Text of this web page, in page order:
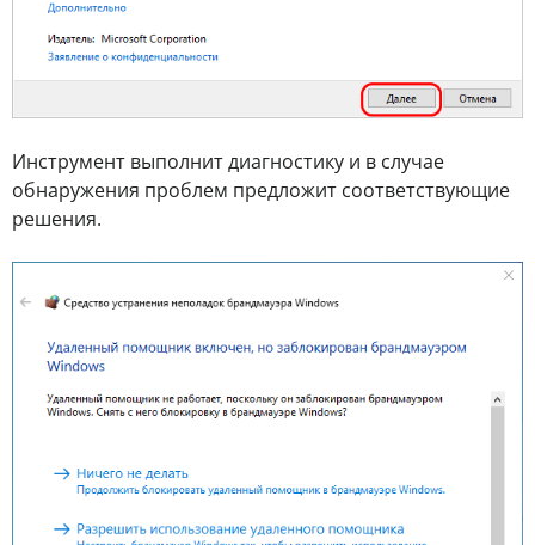
Инструмент выполнит диагностику и в случае
обнаружения проблем предложит соответствующие
решения.